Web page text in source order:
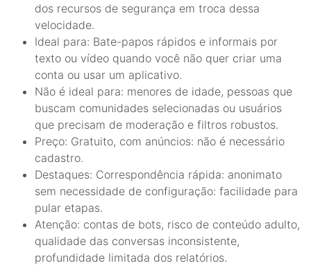
dos recursos de segurança em troca dessa
velocidade.
Ideal para: Bate-papos rápidos e informais por
texto ou vídeo quando você não quer criar uma
conta ou usar um aplicativo.
Não é ideal para: menores de idade, pessoas que
buscam comunidades selecionadas ou usuários
que precisam de moderação e filtros robustos.
Preço: Gratuito, com anúncios: não é necessário
cadastro.
Destaques: Correspondência rápida: anonimato
sem necessidade de configuração: facilidade para
pular etapas.
Atenção: contas de bots, risco de conteúdo adulto,
qualidade das conversas inconsistente,
profundidade limitada dos relatórios.